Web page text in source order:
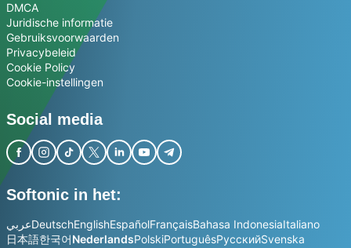
DMCA
Juridische informatie
Gebruiksvoorwaarden
Privacybeleid
Cookie Policy
Cookie-instellingen
Social media
Softonic in het:
عربيDeutschEnglishEspañolFrançaisBahasa IndonesiaItaliano
日本語한국어NederlandsPolskiPortuguêsРусскийSvenska